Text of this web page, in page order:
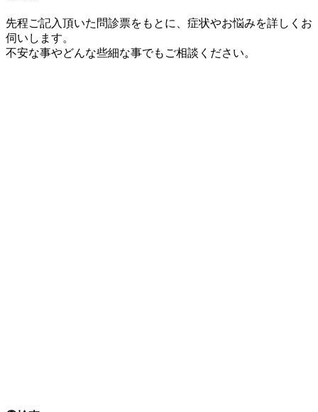
先程ご記入頂いた問診票をもとに、症状やお悩みを詳しくお
伺いします。
不安な事やどんな些細な事でもご相談ください。